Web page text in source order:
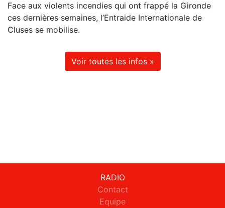
Face aux violents incendies qui ont frappé la Gironde
ces dernières semaines, l’Entraide Internationale de
Cluses se mobilise.
Voir toutes les infos »
RADIO
Contact
Equipe